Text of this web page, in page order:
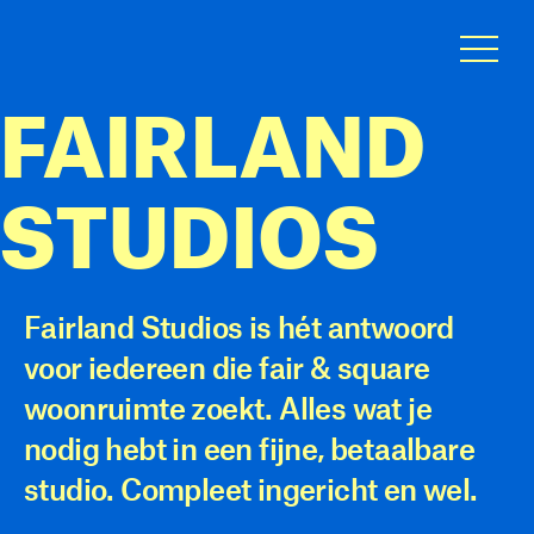
FAIRLAND
STUDIOS
​​Fairland Studios is hét antwoord
voor iedereen die fair & square
woonruimte zoekt. Alles wat je
nodig hebt in een fijne, betaalbare
studio. Compleet ingericht en wel.
Je bent minimaal 18 jaar en maximaal
27 jaar oud
Je hebt vaste dagbesteding (werk,
opleiding of combinatie)
Je hebt aantoonbaar minimaal 2x de
maandhuur incl. servicekosten als
vaste maandelijkse inkomsten
Je staat ingeschreven bij Woningnet